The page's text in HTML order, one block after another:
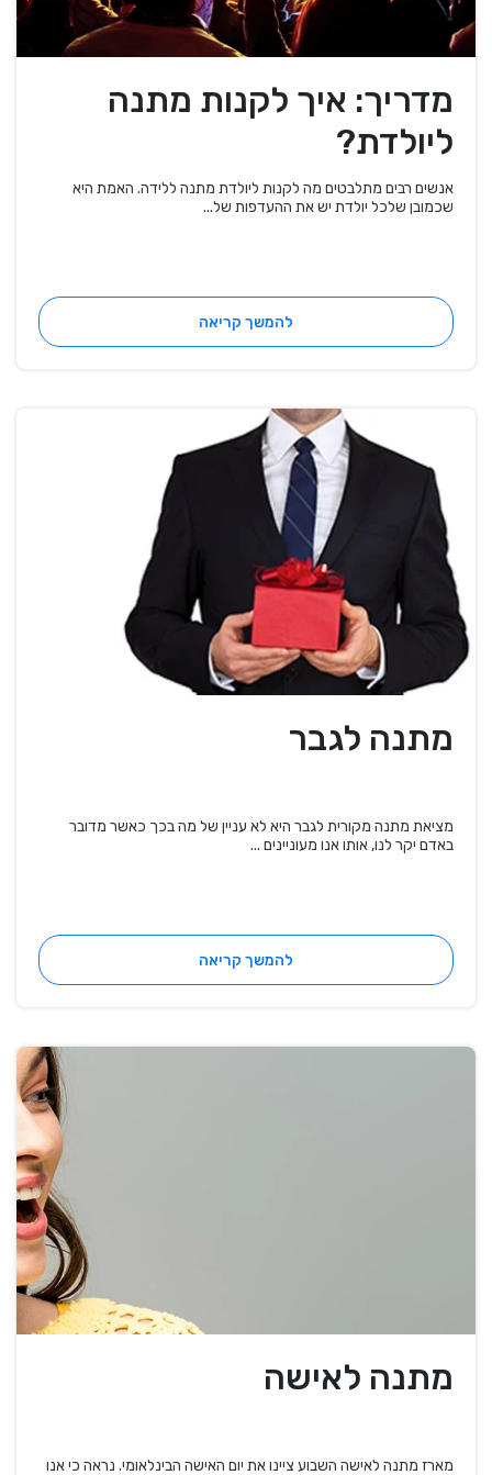
מדריך: איך לקנות מתנה
ליולדת?
אנשים רבים מתלבטים מה לקנות ליולדת מתנה ללידה. האמת היא
שכמובן שלכל יולדת יש את ההעדפות של...
להמשך קריאה
מתנה לגבר
מציאת מתנה מקורית לגבר היא לא עניין של מה בכך כאשר מדובר
באדם יקר לנו, אותו אנו מעוניינים ...
להמשך קריאה
מתנה לאישה
מארז מתנה לאישה השבוע ציינו את יום האישה הבינלאומי. נראה כי אנו